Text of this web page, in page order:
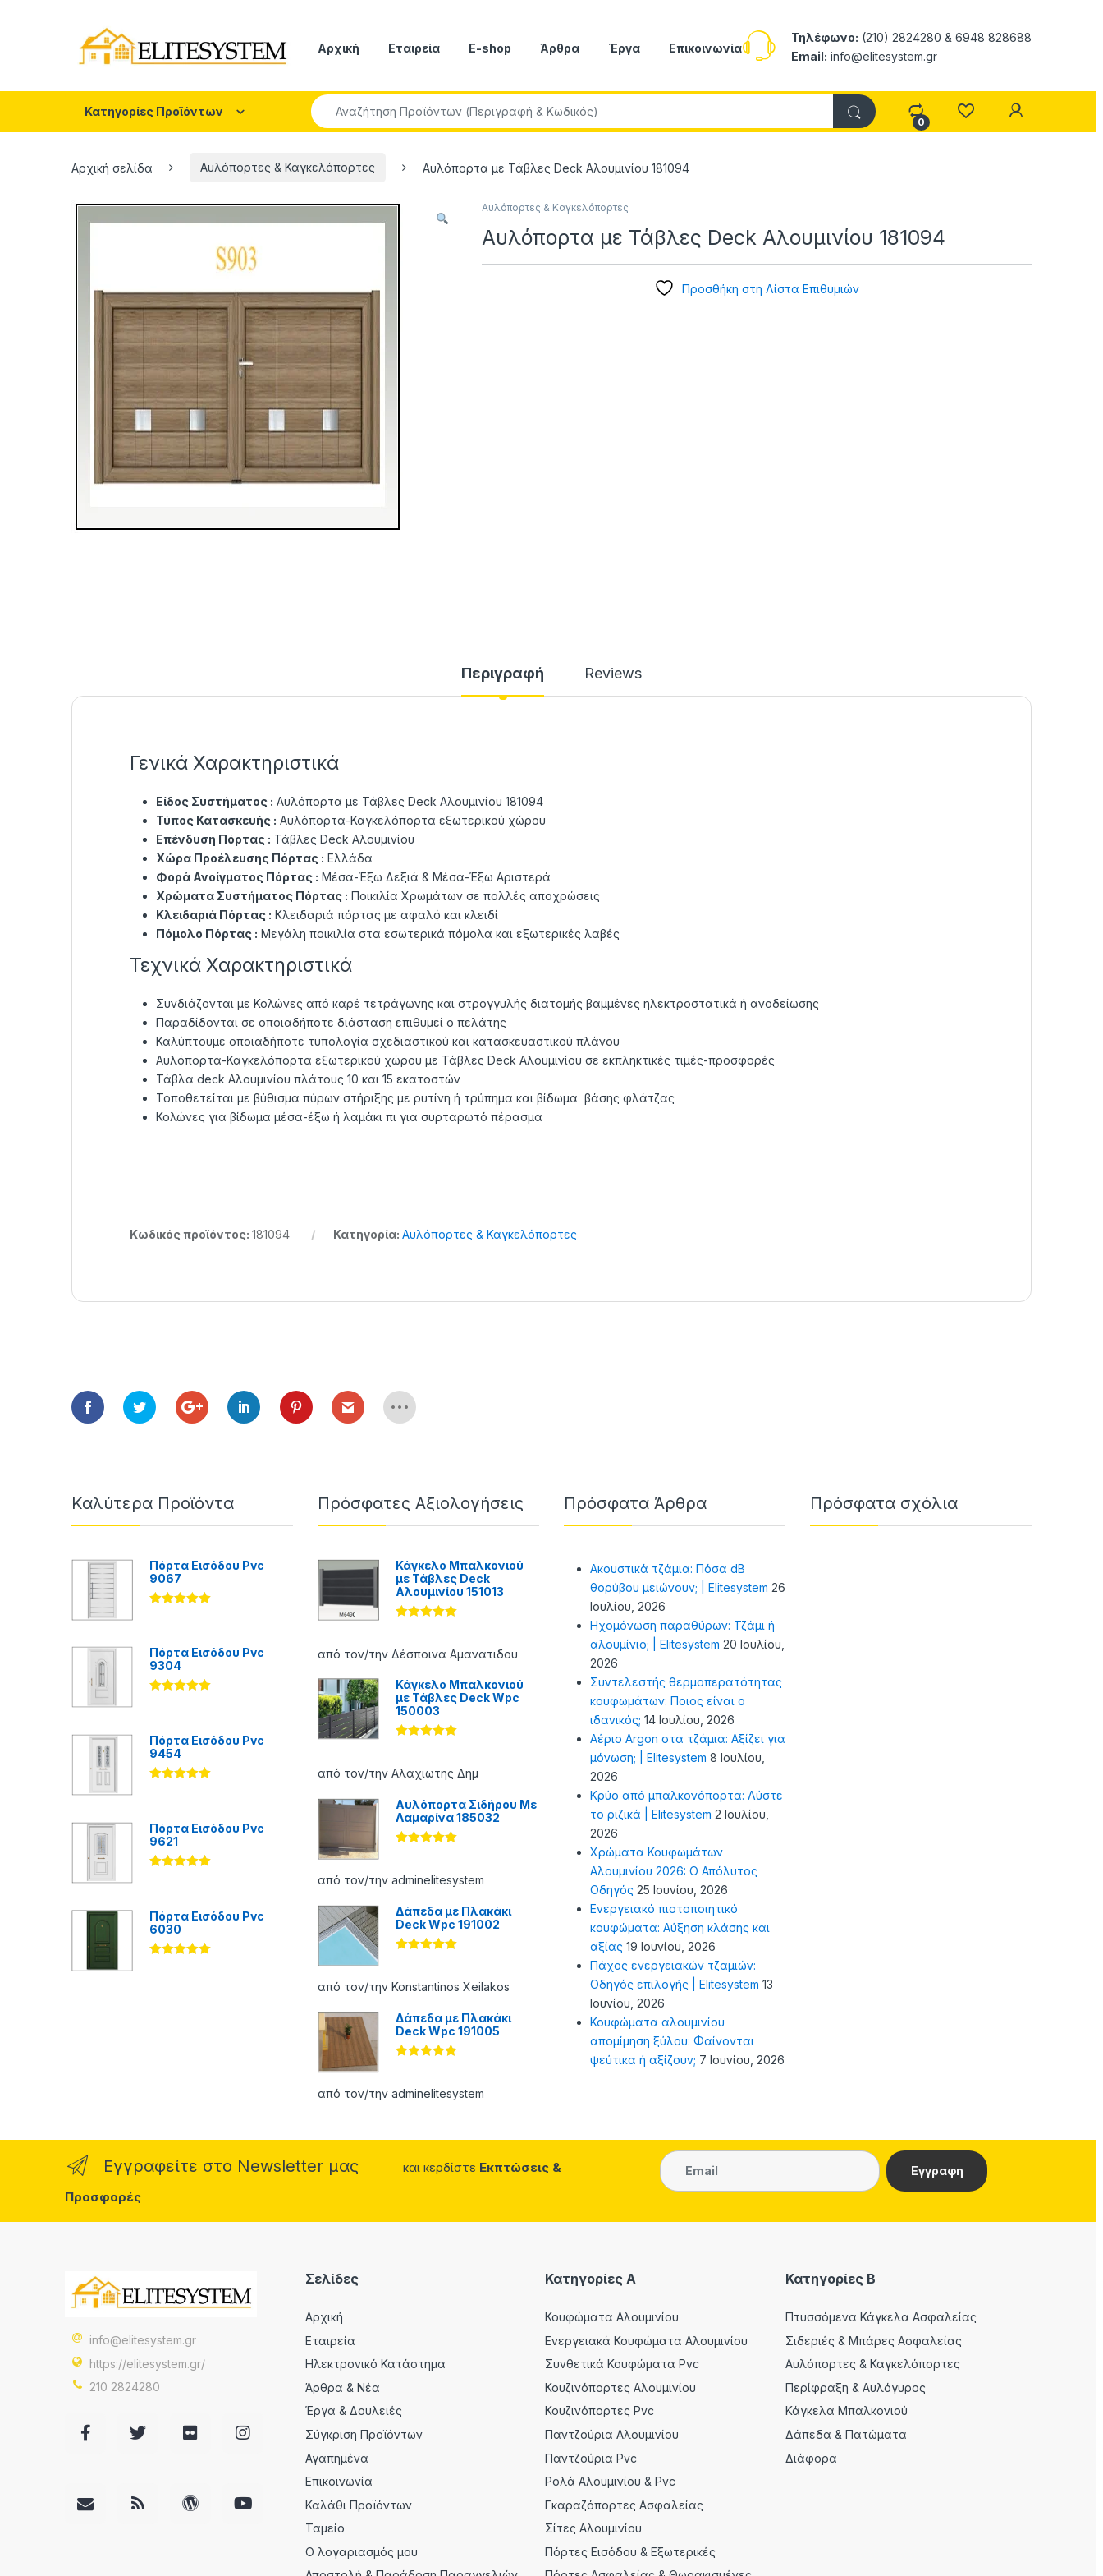
Αρχική Εταιρεία E-shop Άρθρα Έργα Επικοινωνία
Τηλέφωνο: (210) 2824280 & 6948 828688
Email: info@elitesystem.gr
Κατηγορίες Προϊόντων
Search for:
0
Αρχική σελίδα Αυλόπορτες & Καγκελόπορτες Αυλόπορτα με Τάβλες Deck Αλουμινίου 181094
Αυλόπορτες & Καγκελόπορτες
Αυλόπορτα με Τάβλες Deck Αλουμινίου 181094
Προσθήκη στη Λίστα Επιθυμιών
Περιγραφή Reviews
Γενικά Χαρακτηριστικά
Είδος Συστήματος : Αυλόπορτα με Τάβλες Deck Αλουμινίου 181094
Τύπος Κατασκευής : Αυλόπορτα-Καγκελόπορτα εξωτερικού χώρου
Επένδυση Πόρτας : Τάβλες Deck Αλουμινίου
Χώρα Προέλευσης Πόρτας : Ελλάδα
Φορά Ανοίγματος Πόρτας : Μέσα-Έξω Δεξιά & Μέσα-Έξω Αριστερά
Χρώματα Συστήματος Πόρτας : Ποικιλία Χρωμάτων σε πολλές αποχρώσεις
Κλειδαριά Πόρτας : Κλειδαριά πόρτας με αφαλό και κλειδί
Πόμολο Πόρτας : Μεγάλη ποικιλία στα εσωτερικά πόμολα και εξωτερικές λαβές
Τεχνικά Χαρακτηριστικά
Συνδιάζονται με Κολώνες από καρέ τετράγωνης και στρογγυλής διατομής βαμμένες ηλεκτροστατικά ή ανοδείωσης
Παραδίδονται σε οποιαδήποτε διάσταση επιθυμεί ο πελάτης
Καλύπτουμε οποιαδήποτε τυπολογία σχεδιαστικού και κατασκευαστικού πλάνου
Αυλόπορτα-Καγκελόπορτα εξωτερικού χώρου με Τάβλες Deck Αλουμινίου σε εκπληκτικές τιμές-προσφορές
Τάβλα deck Αλουμινίου πλάτους 10 και 15 εκατοστών
Τοποθετείται με βύθισμα πύρων στήριξης με ρυτίνη ή τρύπημα και βίδωμα βάσης φλάτζας
Κολώνες για βίδωμα μέσα-έξω ή λαμάκι πι για συρταρωτό πέρασμα
Κωδικός προϊόντος: 181094 Κατηγορία: Αυλόπορτες & Καγκελόπορτες
Καλύτερα Προϊόντα
Πόρτα Εισόδου Pvc
9067
Πόρτα Εισόδου Pvc
9304
Πόρτα Εισόδου Pvc
9454
Πόρτα Εισόδου Pvc
9621
Πόρτα Εισόδου Pvc
6030
Πρόσφατες Αξιολογήσεις
Κάγκελο Μπαλκονιού
με Τάβλες Deck
Αλουμινίου 151013
από 5
από τον/την Δέσποινα Αμανατιδου
Κάγκελο Μπαλκονιού
με Τάβλες Deck Wpc
150003
από 5
από τον/την Αλαχιωτης Δημ
Αυλόπορτα Σιδήρου Με
Λαμαρίνα 185032
από 5
από τον/την adminelitesystem
Δάπεδα με Πλακάκι
Deck Wpc 191002
από 5
από τον/την Konstantinos Xeilakos
Δάπεδα με Πλακάκι
Deck Wpc 191005
από 5
από τον/την adminelitesystem
Πρόσφατα Άρθρα
Ακουστικά τζάμια: Πόσα dB
θορύβου μειώνουν; | Elitesystem 26
Ιουλίου, 2026
Ηχομόνωση παραθύρων: Τζάμι ή
αλουμίνιο; | Elitesystem 20 Ιουλίου,
2026
Συντελεστής θερμοπερατότητας
κουφωμάτων: Ποιος είναι ο
ιδανικός; 14 Ιουλίου, 2026
Αέριο Argon στα τζάμια: Αξίζει για
μόνωση; | Elitesystem 8 Ιουλίου,
2026
Κρύο από μπαλκονόπορτα: Λύστε
το ριζικά | Elitesystem 2 Ιουλίου,
2026
Χρώματα Κουφωμάτων
Αλουμινίου 2026: Ο Απόλυτος
Οδηγός 25 Ιουνίου, 2026
Ενεργειακό πιστοποιητικό
κουφώματα: Αύξηση κλάσης και
αξίας 19 Ιουνίου, 2026
Πάχος ενεργειακών τζαμιών:
Οδηγός επιλογής | Elitesystem 13
Ιουνίου, 2026
Κουφώματα αλουμινίου
απομίμηση ξύλου: Φαίνονται
ψεύτικα ή αξίζουν; 7 Ιουνίου, 2026
Πρόσφατα σχόλια
Εγγραφείτε στο Newsletter μας και κερδίστε Εκπτώσεις &
Προσφορές
info@elitesystem.gr
https://elitesystem.gr/
210 2824280
Σελίδες
Αρχική
Εταιρεία
Ηλεκτρονικό Κατάστημα
Άρθρα & Νέα
Έργα & Δουλειές
Σύγκριση Προϊόντων
Αγαπημένα
Επικοινωνία
Καλάθι Προϊόντων
Ταμείο
Ο λογαριασμός μου
Κατηγορίες A
Κουφώματα Αλουμινίου
Ενεργειακά Κουφώματα Αλουμινίου
Συνθετικά Κουφώματα Pvc
Κουζινόπορτες Αλουμινίου
Κουζινόπορτες Pvc
Παντζούρια Αλουμινίου
Παντζούρια Pvc
Ρολά Αλουμινίου & Pvc
Γκαραζόπορτες Ασφαλείας
Σίτες Αλουμινίου
Πόρτες Εισόδου & Εξωτερικές
Κατηγορίες Β
Πτυσσόμενα Κάγκελα Ασφαλείας
Σιδεριές & Μπάρες Ασφαλείας
Αυλόπορτες & Καγκελόπορτες
Περίφραξη & Αυλόγυρος
Κάγκελα Μπαλκονιού
Δάπεδα & Πατώματα
Διάφορα